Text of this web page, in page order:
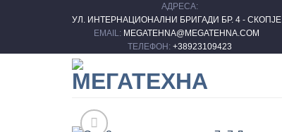
АДРЕСА:
УЛ. ИНТЕРНАЦИОНАЛНИ БРИГАДИ БР. 4 - СКОПЈЕ
EMAIL: MEGATEHNA@MEGATEHNA.COM
ТЕЛЕФОН: +38923109423